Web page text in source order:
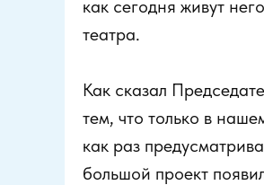
как сегодня живут
театра.
Как сказал
тем, что только в
как раз
большой проект